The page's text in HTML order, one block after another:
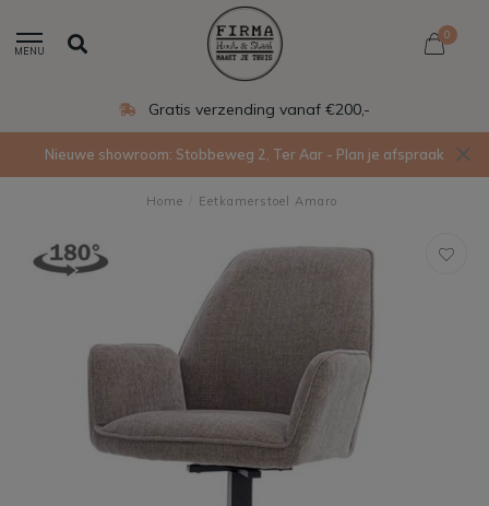
MENU
0
Gratis verzending vanaf €200,-
Nieuwe showroom: Stobbeweg 2, Ter Aar - Plan je afspraak
Home Eetkamerstoel Amaro